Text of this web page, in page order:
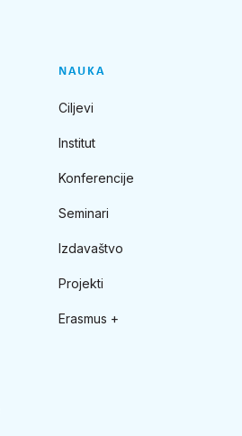
NAUKA
Ciljevi
Institut
Konferencije
Seminari
Izdavaštvo
Projekti
Erasmus +